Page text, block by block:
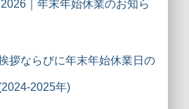
｜年末年始休業のお知ら
拶ならびに年末年始休業日の
2025年)